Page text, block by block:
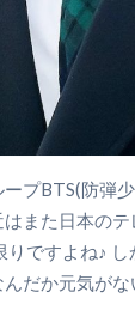
プBTS(防弾
また日本の
りですよね♪
だか元気が